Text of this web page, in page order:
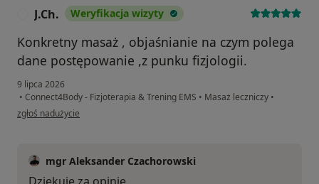
J.Ch. Weryfikacja wizyty
Konkretny masaż , objaśnianie na czym polega
dane postępowanie ,z punku fizjologii.
9 lipca 2026
• Connect4Body - Fizjoterapia & Trening EMS • Masaż leczniczy •
w opinii użytkownika J.Ch.
zgłoś nadużycie
mgr Aleksander Czachorowski